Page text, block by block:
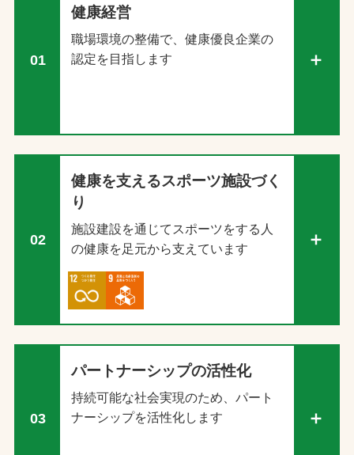
01
健康経営
職場環境の整備で、健康優良企業の
認定を目指します
02
健康を支えるスポーツ施設づく
り
施設建設を通じてスポーツをする人
の健康を足元から支えています
03
パートナーシップの活性化
持続可能な社会実現のため、パート
ナーシップを活性化します